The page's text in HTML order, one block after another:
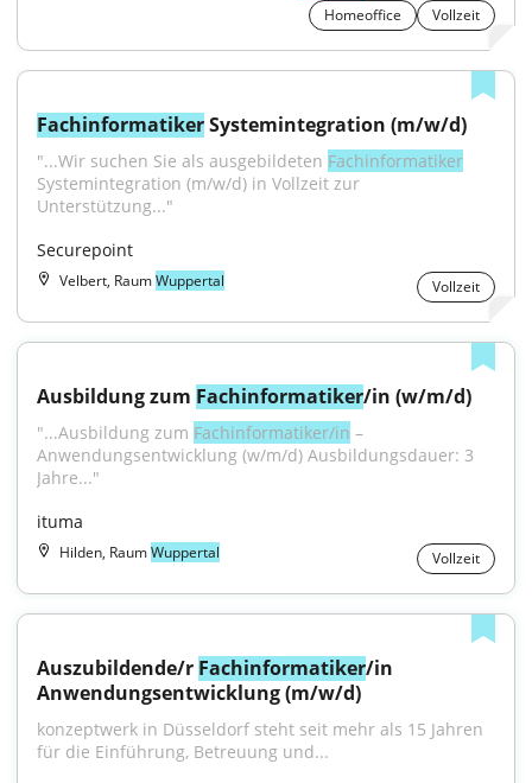
Homeoffice
Vollzeit
Fachinformatiker Systemintegration (m/w/d)
"...Wir suchen Sie als ausgebildeten Fachinformatiker
Systemintegration (m/w/d) in Vollzeit zur
Unterstützung..."
Securepoint
Velbert, RaumWuppertal Vollzeit
Ausbildung zum Fachinformatiker/in (w/m/d)
"...Ausbildung zum Fachinformatiker/in –
Anwendungsentwicklung (w/m/d) Ausbildungsdauer: 3
Jahre..."
ituma
Hilden, RaumWuppertal Vollzeit
Auszubildende/r Fachinformatiker/in
Anwendungsentwicklung (m/w/d)
konzeptwerk in Düsseldorf steht seit mehr als 15 Jahren
für die Einführung, Betreuung und...